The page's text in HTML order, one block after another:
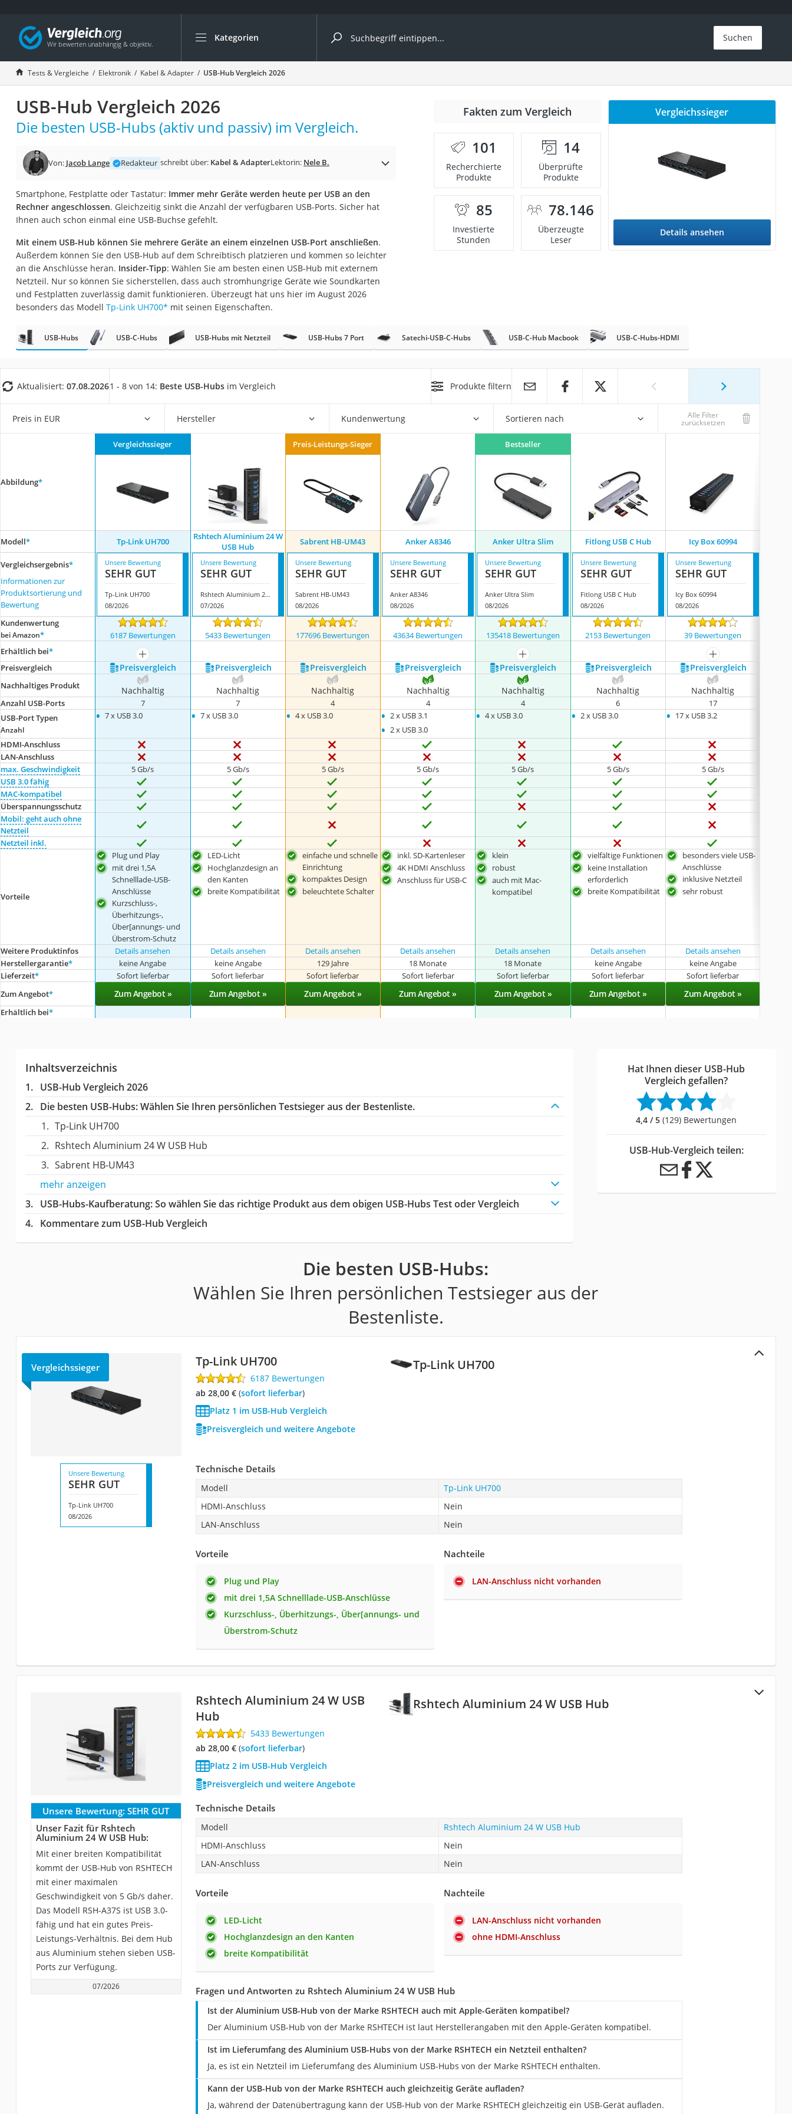
Kategorien
Die beliebtesten Vergleiche nach Kategorie
Elektronik
Powerstation
Monitor 32 Zoll 4K
Fernseher
Desktop-PC
Diascanner
Laser-Multifunktionsdrucker
Powerstation mit Solarpanel
Gaming-PC
Soundbar
17-Zoll-Laptop
Satellitenschüssel
Gaming-Headset
Tablets unter 200 Euro
Lichtwecker
Suchen
Tests & Vergleiche Elektronik Kabel & Adapter USB-Hub Vergleich 2026
USB-Hub Vergleich 2026
Die besten USB-Hubs (aktiv und passiv) im Vergleich.
Von: Jacob Lange Redakteur schreibt über: Kabel & AdapterLektorin: Nele B.
Smartphone, Festplatte oder Tastatur: Immer mehr Geräte werden heute per USB an den
Rechner angeschlossen. Gleichzeitig sinkt die Anzahl der verfügbaren USB-Ports. Sicher hat
Ihnen auch schon einmal eine USB-Buchse gefehlt.
Mit einem USB-Hub können Sie mehrere Geräte an einem einzelnen USB-Port anschließen.
Außerdem können Sie den USB-Hub auf dem Schreibtisch platzieren und kommen so leichter
an die Anschlüsse heran. Insider-Tipp: Wählen Sie am besten einen USB-Hub mit externem
Netzteil. Nur so können Sie sicherstellen, dass auch stromhungrige Geräte wie Soundkarten
und Festplatten zuverlässig damit funktionieren. Überzeugt hat uns hier im August 2026
besonders das Modell Tp-Link UH700* mit seinen Eigenschaften.
Fakten zum Vergleich
101
Recherchierte
Produkte
14
Überprüfte
Produkte
85
Investierte
Stunden
78.146
Überzeugte
Leser
Vergleichssieger
Details ansehen
USB-Hubs USB-C-Hubs USB-Hubs mit Netzteil USB-Hubs 7 Port Satechi-USB-C-Hubs USB-C-Hub Macbook USB-C-Hubs-HDMI
Aktualisiert: 07.08.20261 - 8 von 14: Beste USB-Hubs im Vergleich Produkte filtern
Preis in EUR Hersteller Kundenwertung Sortieren nach Alle Filter
zurücksetzen
Abbildung*
Vergleichssieger Preis-Leistungs-Sieger Bestseller
Modell* Tp-Link UH700
Rshtech Aluminium 24 W
USB Hub
Sabrent HB-UM43 Anker A8346 Anker Ultra Slim Fitlong USB C Hub Icy Box 60994
Vergleichsergebnis*
Informationen zur
Produktsortierung und
Bewertung
Unsere Bewertung
SEHR GUT
Tp-Link UH700
08/2026
Unsere Bewertung
SEHR GUT
Rshtech Aluminium 24 W USB Hub
07/2026
Unsere Bewertung
SEHR GUT
Sabrent HB-UM43
08/2026
Unsere Bewertung
SEHR GUT
Anker A8346
08/2026
Unsere Bewertung
SEHR GUT
Anker Ultra Slim
08/2026
Unsere Bewertung
SEHR GUT
Fitlong USB C Hub
08/2026
Unsere Bewertung
SEHR GUT
Icy Box 60994
08/2026
Kundenwertung
bei Amazon* 6187 Bewertungen 5433 Bewertungen 177696 Bewertungen 43634 Bewertungen 135418 Bewertungen 2153 Bewertungen 39 Bewertungen
Erhältlich bei*
mehr anzeigen mehr anzeigen
mehr anzeigen
Preis­vergleich
Preis­vergleich Preis­vergleich Preis­vergleich Preis­vergleich Preis­vergleich Preis­vergleich Preis­vergleich
Nachhaltiges Produkt Nachhaltig Nachhaltig Nachhaltig Nachhaltig Nachhaltig Nachhaltig Nachhaltig
Anzahl USB-Ports 7 7 4 4 4 6
17
USB-Port Typen
Anzahl
• 7 x USB 3.0 • 7 x USB 3.0 • 4 x USB 3.0 • 2 x USB 3.1
• 2 x USB 3.0
• 4 x USB 3.0 • 2 x USB 3.0 • 17 x USB 3.2
HDMI-Anschluss
LAN-Anschluss
max. Geschwindigkeit
5 Gb/s 5 Gb/s 5 Gb/s 5 Gb/s 5 Gb/s 5 Gb/s
5 Gb/s
USB 3.0 fähig
MAC-kompatibel
Überspannungsschutz
Mobil: geht auch ohne
Netzteil
Netzteil inkl.
Vorteile
Plug und Play
mit drei 1,5A
Schnelllade-USB-
Anschlüsse
Kurzschluss-,
Überhitzungs-,
Über[annungs- und
Überstrom-Schutz
LED-Licht
Hochglanzdesign an
den Kanten
breite Kompatibilität
einfache und schnelle
Einrichtung
kompaktes Design
beleuchtete Schalter
inkl. SD-Kartenleser
4K HDMI Anschluss
Anschluss für USB-C
klein
robust
auch mit Mac-
kompatibel
vielfältige Funktionen
keine Installation
erforderlich
breite Kompatibilität
besonders viele USB-
Anschlüsse
inklusive Netzteil
sehr robust
Weitere Produktinfos Details ansehen Details ansehen Details ansehen Details ansehen Details ansehen Details ansehen
Details ansehen
Herstellergarantie* keine Angabe keine Angabe 129 Jahre 18 Monate 18 Monate keine Angabe keine Angabe
Lieferzeit* Sofort lieferbar Sofort lieferbar Sofort lieferbar Sofort lieferbar Sofort lieferbar Sofort lieferbar Sofort lieferbar
Zum Angebot* Zum Angebot » Zum Angebot » Zum Angebot » Zum Angebot » Zum Angebot » Zum Angebot » Zum Angebot »
Erhältlich bei*
Inhaltsverzeichnis
USB-Hub Vergleich 2026
Die besten USB-Hubs:Wählen Sie Ihren persönlichen Testsieger aus der Bestenliste.
Tp-Link UH700
Rshtech Aluminium 24 W USB Hub
Sabrent HB-UM43
mehr anzeigen
USB-Hubs-Kaufberatung: So wählen Sie das richtige Produkt aus dem obigen USB-Hubs Test oder Vergleich
Kommentare zum USB-Hub Vergleich
Hat Ihnen dieser USB-Hub
Vergleich gefallen?
4,4 / 5 (129) Bewertungen
USB-Hub-Vergleich teilen:
Die besten USB-Hubs:
Wählen Sie Ihren persönlichen Testsieger aus der
Bestenliste.
Tp-Link UH700
Vergleichssieger Tp-Link UH700
6187 Bewertungen
ab 28,00 €( Sofort lieferbar)
Platz 1 im USB-Hub Vergleich
Preisvergleich und weitere Angebote
Unsere Bewertung
SEHR GUT
Tp-Link UH700
08/2026
Technische Details
Modell
Tp-Link UH700
HDMI-Anschluss
Nein
LAN-Anschluss
Nein
Vorteile
Plug und Play
mit drei 1,5A Schnelllade-USB-Anschlüsse
Kurzschluss-, Überhitzungs-, Über[annungs- und
Überstrom-Schutz
Nachteile
LAN-Anschluss nicht vorhanden
Rshtech Aluminium 24 W USB Hub
Rshtech Aluminium 24 W USB
Hub
5433 Bewertungen
ab 28,00 €( Sofort lieferbar)
Platz 2 im USB-Hub Vergleich
Preisvergleich und weitere Angebote
Unsere Bewertung: SEHR GUT
Unser Fazit für Rshtech
Aluminium 24 W USB Hub:
Mit einer breiten Kompatibilität
kommt der USB-Hub von RSHTECH
mit einer maximalen
Geschwindigkeit von 5 Gb/s daher.
Das Modell RSH-A37S ist USB 3.0-
fähig und hat ein gutes Preis-
Leistungs-Verhältnis. Bei dem Hub
aus Aluminium stehen sieben USB-
Ports zur Verfügung.
07/2026
Technische Details
Modell
Rshtech Aluminium 24 W USB Hub
HDMI-Anschluss
Nein
LAN-Anschluss
Nein
Vorteile
LED-Licht
Hochglanzdesign an den Kanten
breite Kompatibilität
Nachteile
LAN-Anschluss nicht vorhanden
ohne HDMI-Anschluss
Fragen und Antworten zu Rshtech Aluminium 24 W USB Hub
Ist der Aluminium USB-Hub von der Marke RSHTECH auch mit Apple-Geräten kompatibel?
Der Aluminium USB-Hub von der Marke RSHTECH ist laut Herstellerangaben mit den Apple-Geräten kompatibel.
Ist im Lieferumfang des Aluminium USB-Hubs von der Marke RSHTECH ein Netzteil enthalten?
Ja, es ist ein Netzteil im Lieferumfang des Aluminium USB-Hubs von der Marke RSHTECH enthalten.
Kann der USB-Hub von der Marke RSHTECH auch gleichzeitig Geräte aufladen?
Ja, während der Datenübertragung kann der USB-Hub von der Marke RSHTECH gleichzeitig ein USB-Gerät aufladen.